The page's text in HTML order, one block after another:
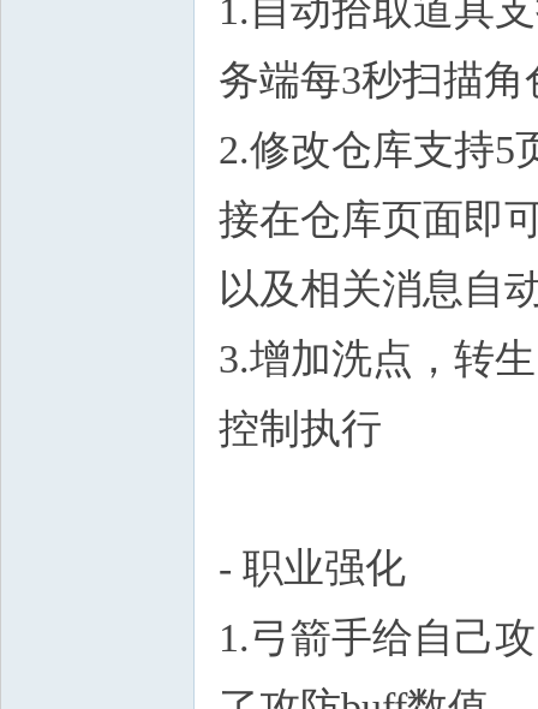
1.自动拾取道具
务端每3秒扫描
2.修改仓库支持5
接在仓库页面即
以及相关消息自
3.增加洗点，转
控制执行
- 职业强化
1.弓箭手给自己